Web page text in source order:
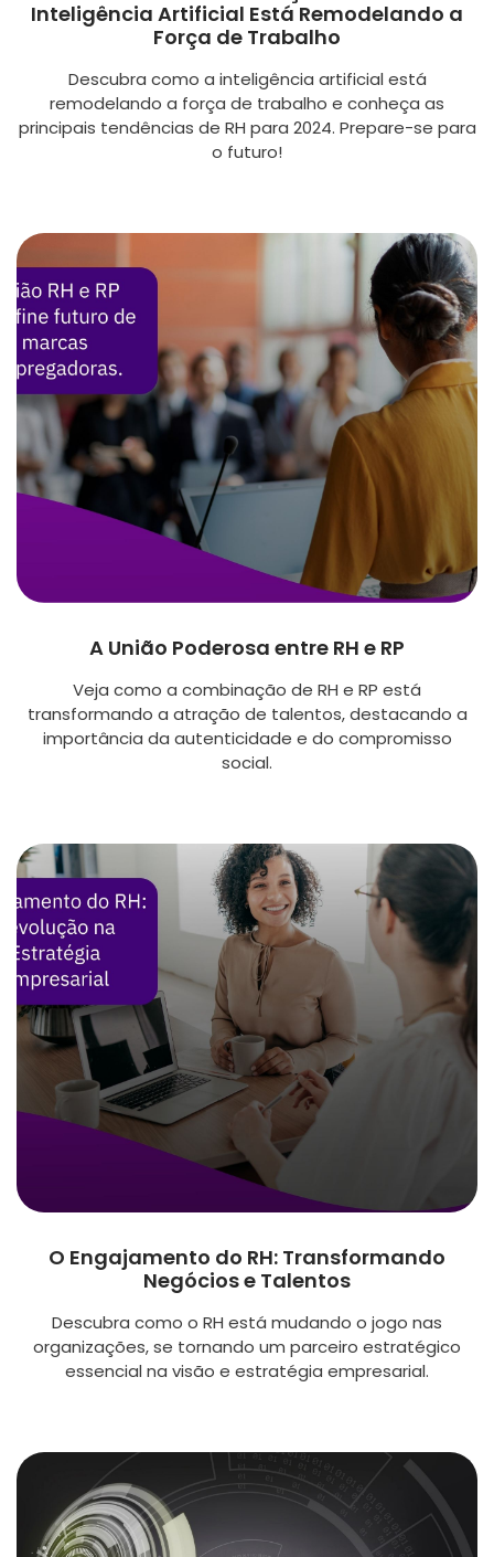
Inteligência Artificial Está Remodelando a
Força de Trabalho
Descubra como a inteligência artificial está
remodelando a força de trabalho e conheça as
principais tendências de RH para 2024. Prepare-se para
o futuro!
A União Poderosa entre RH e RP
Veja como a combinação de RH e RP está
transformando a atração de talentos, destacando a
importância da autenticidade e do compromisso
social.
O Engajamento do RH: Transformando
Negócios e Talentos
Descubra como o RH está mudando o jogo nas
organizações, se tornando um parceiro estratégico
essencial na visão e estratégia empresarial.